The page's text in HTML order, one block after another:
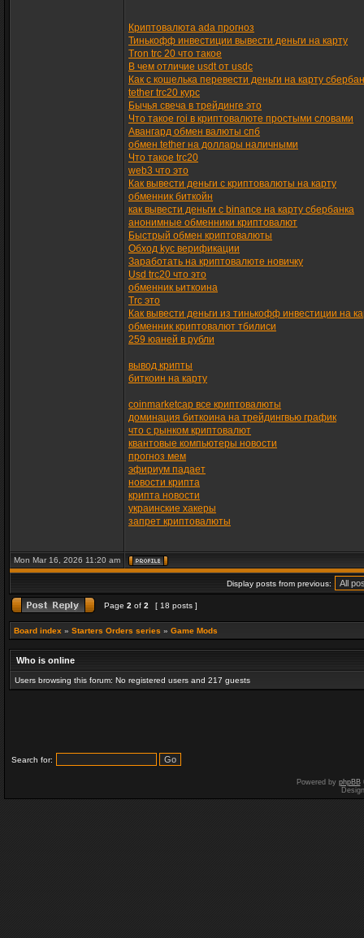
Криптовалюта ada прогноз
Тинькофф инвестиции вывести деньги на карту
Tron trc 20 что такое
В чем отличие usdt от usdc
Как с кошелька перевести деньги на карту
tether trc20 курс
Бычья свеча в трейдинге это
Что такое roi в криптовалюте простыми словами
Авангард обмен валюты спб
обмен tether на доллары наличными
Что такое trc20
web3 что это
Как вывести деньги с криптовалюты на карту
обменник биткойн
как вывести деньги с binance на карту сбербанка
анонимные обменники криптовалют
Быстрый обмен криптовалюты
Обход kyc верификации
Заработать на криптовалюте новичку
Usd trc20 что это
обменник ьиткоина
Trc это
Как вывести деньги из тинькофф инвестиции на
обменник криптовалют тбилиси
259 юаней в рубли
вывод крипты
биткоин на карту
coinmarketcap все криптовалюты
доминация биткоина на трейдингвью график
что с рынком криптовалют
квантовые компьютеры новости
прогноз мем
эфириум падает
новости крипта
крипта новости
украинские хакеры
запрет криптовалюты
Mon Mar 16, 2026 11:20 am
Display posts from previous:
Page 2 of 2 [ 18 posts ]
Board index » Starters Orders series » Game Mods
Who is online
Users browsing this forum: No registered users and 217 guests
Search for:
Powered by phpBB